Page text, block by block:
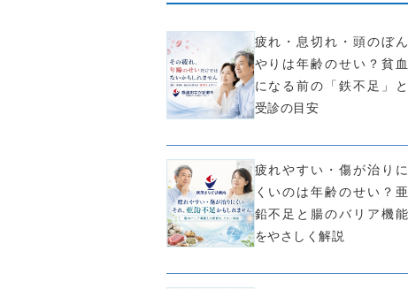
疲れ・息切れ・頭のぼん
やりは年齢のせい？貧血
になる前の「鉄不足」と
受診の目安
疲れやすい・傷が治りに
くいのは年齢のせい？亜
鉛不足と腸のバリア機能
をやさしく解説